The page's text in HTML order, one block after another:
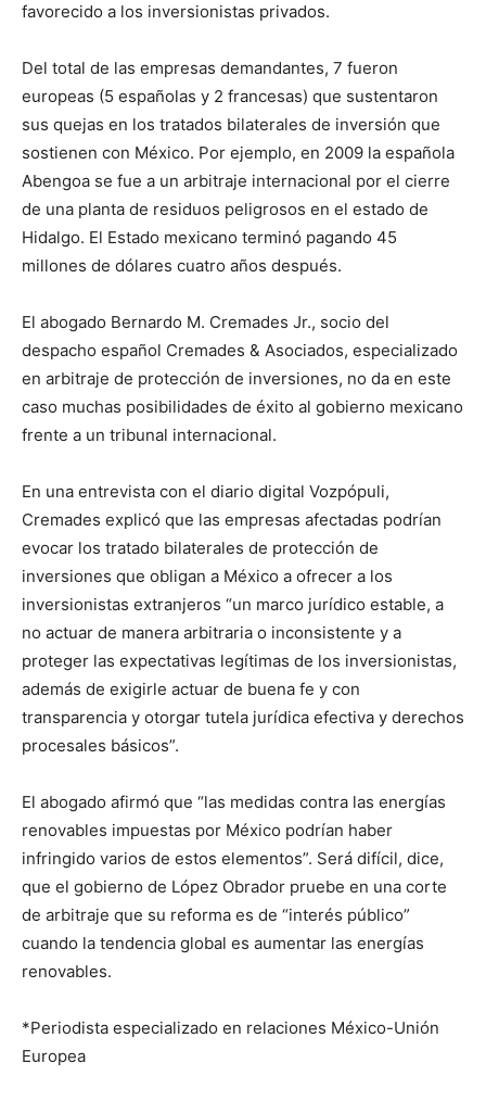
favorecido a los inversionistas privados.
Del total de las empresas demandantes, 7 fueron
europeas (5 españolas y 2 francesas) que sustentaron
sus quejas en los tratados bilaterales de inversión que
sostienen con México. Por ejemplo, en 2009 la española
Abengoa se fue a un arbitraje internacional por el cierre
de una planta de residuos peligrosos en el estado de
Hidalgo. El Estado mexicano terminó pagando 45
millones de dólares cuatro años después.
El abogado Bernardo M. Cremades Jr., socio del
despacho español Cremades & Asociados, especializado
en arbitraje de protección de inversiones, no da en este
caso muchas posibilidades de éxito al gobierno mexicano
frente a un tribunal internacional.
En una entrevista con el diario digital Vozpópuli,
Cremades explicó que las empresas afectadas podrían
evocar los tratado bilaterales de protección de
inversiones que obligan a México a ofrecer a los
inversionistas extranjeros “un marco jurídico estable, a
no actuar de manera arbitraria o inconsistente y a
proteger las expectativas legítimas de los inversionistas,
además de exigirle actuar de buena fe y con
transparencia y otorgar tutela jurídica efectiva y derechos
procesales básicos”.
El abogado afirmó que “las medidas contra las energías
renovables impuestas por México podrían haber
infringido varios de estos elementos”. Será difícil, dice,
que el gobierno de López Obrador pruebe en una corte
de arbitraje que su reforma es de “interés público”
cuando la tendencia global es aumentar las energías
renovables.
*Periodista especializado en relaciones México-Unión
Europea